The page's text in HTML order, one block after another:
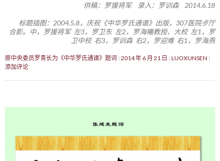
供稿：罗援将军 录入：罗训森 2014.6.18
标题插图：2004.5.8，庆祝《中华罗氏通谱》出版，307医院歺厅
合影。中，罗援将军 左3，罗卫东 左2，罗海曦教授、大校 左1，罗
卫中校 右3，罗训森 右2，罗迎难 右1，罗海燕
原中央委员罗青长为《中华罗氏通谱》题词 2014 年 6 月 21 日
LUOXUNSEN
添加评论